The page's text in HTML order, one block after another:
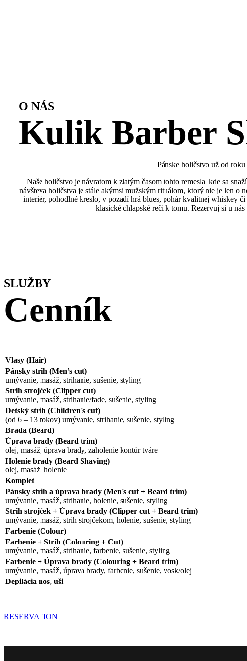
O NÁS
Kulik Barber
Pánske holičstvo už od roku
Naše holičstvo je návratom k zlatým časom tohto remesla, kde sa
návšteva holičstva je stále akýmsi mužským rituálom, ktorý nie je len o
interiér, pohodlné kreslo, v pozadí hrá blues, pohár kvalitnej whiskey
klasické chlapské reči k tomu. Rezervuj si u nás
SLUŽBY
Cenník
Vlasy (Hair)
Pánsky strih (Men’s cut)
umývanie, masáž, strihanie, sušenie, styling
Strih strojček (Clipper cut)
umývanie, masáž, strihanie/fade, sušenie, styling
Detský strih (Children’s cut)
(od 6 – 13 rokov) umývanie, strihanie, sušenie, styling
Brada (Beard)
Úprava brady (Beard trim)
olej, masáž, úprava brady, zaholenie kontúr tváre
Holenie brady (Beard Shaving)
olej, masáž, holenie
Komplet
Pánsky strih a úprava brady (Men’s cut + Beard trim)
umývanie, masáž, strihanie, holenie, sušenie, styling
Strih strojček + Úprava brady (Clipper cut + Beard trim)
umývanie, masáž, strih strojčekom, holenie, sušenie, styling
Farbenie (Colour)
Farbenie + Strih (Colouring + Cut)
umývanie, masáž, strihanie, farbenie, sušenie, styling
Farbenie + Úprava brady (Colouring + Beard trim)
umývanie, masáž, úprava brady, farbenie, sušenie, vosk/olej
Depilácia nos, uši
RESERVATION